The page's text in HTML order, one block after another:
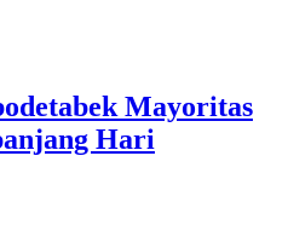
Mayoritas
Hari